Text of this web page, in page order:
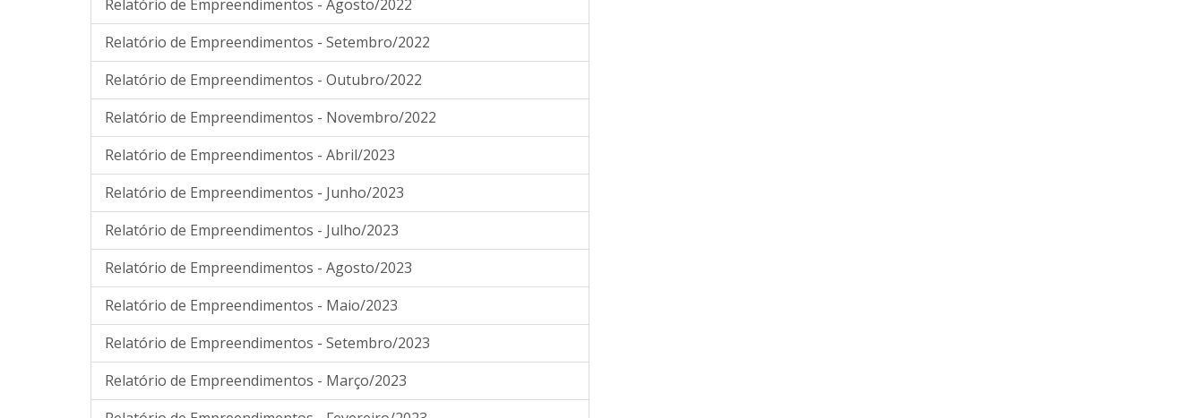
Relatório de Empreendimentos - Agosto/2022
Relatório de Empreendimentos - Setembro/2022
Relatório de Empreendimentos - Outubro/2022
Relatório de Empreendimentos - Novembro/2022
Relatório de Empreendimentos - Abril/2023
Relatório de Empreendimentos - Junho/2023
Relatório de Empreendimentos - Julho/2023
Relatório de Empreendimentos - Agosto/2023
Relatório de Empreendimentos - Maio/2023
Relatório de Empreendimentos - Setembro/2023
Relatório de Empreendimentos - Março/2023